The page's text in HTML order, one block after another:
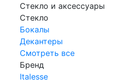
Стекло и аксессуары
Стекло
Бокалы
Декантеры
Смотреть все
Бренд
Italesse